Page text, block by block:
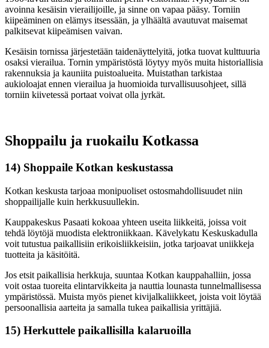
avoinna kesäisin vierailijoille, ja sinne on vapaa pääsy. Torniin
kiipeäminen on elämys itsessään, ja ylhäältä avautuvat maisemat
palkitsevat kiipeämisen vaivan.
Kesäisin tornissa järjestetään taidenäyttelyitä, jotka tuovat kulttuuria
osaksi vierailua. Tornin ympäristöstä löytyy myös muita historiallisia
rakennuksia ja kauniita puistoalueita. Muistathan tarkistaa
aukioloajat ennen vierailua ja huomioida turvallisuusohjeet, sillä
torniin kiivetessä portaat voivat olla jyrkät.
Shoppailu ja ruokailu Kotkassa
14) Shoppaile Kotkan keskustassa
Kotkan keskusta tarjoaa monipuoliset ostosmahdollisuudet niin
shoppailijalle kuin herkkusuullekin.
Kauppakeskus Pasaati kokoaa yhteen useita liikkeitä, joissa voit
tehdä löytöjä muodista elektroniikkaan. Kävelykatu Keskuskadulla
voit tutustua paikallisiin erikoisliikkeisiin, jotka tarjoavat uniikkeja
tuotteita ja käsitöitä.
Jos etsit paikallisia herkkuja, suuntaa Kotkan kauppahalliin, jossa
voit ostaa tuoreita elintarvikkeita ja nauttia lounasta tunnelmallisessa
ympäristössä. Muista myös pienet kivijalkaliikkeet, joista voit löytää
persoonallisia aarteita ja samalla tukea paikallisia yrittäjiä.
15) Herkuttele paikallisilla kalaruoilla